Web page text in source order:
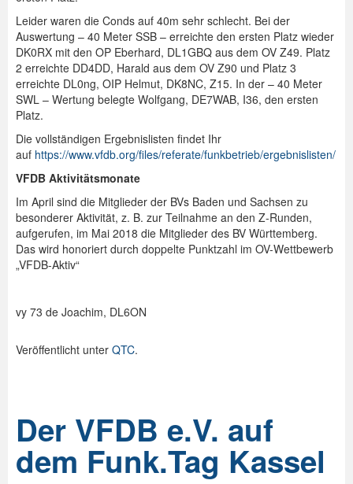
Leider waren die Conds auf 40m sehr schlecht. Bei der
Auswertung – 40 Meter SSB – erreichte den ersten Platz wieder
DK0RX mit den OP Eberhard, DL1GBQ aus dem OV Z49. Platz
2 erreichte DD4DD, Harald aus dem OV Z90 und Platz 3
erreichte DL0ng, OIP Helmut, DK8NC, Z15. In der – 40 Meter
SWL – Wertung belegte Wolfgang, DE7WAB, I36, den ersten
Platz.
Die vollständigen Ergebnislisten findet Ihr
auf https://www.vfdb.org/files/referate/funkbetrieb/ergebnislisten/
VFDB Aktivitätsmonate
Im April sind die Mitglieder der BVs Baden und Sachsen zu
besonderer Aktivität, z. B. zur Teilnahme an den Z-Runden,
aufgerufen, im Mai 2018 die Mitglieder des BV Württemberg.
Das wird honoriert durch doppelte Punktzahl im OV-Wettbewerb
„VFDB-Aktiv“
vy 73 de Joachim, DL6ON
Veröffentlicht unter QTC.
Der VFDB e.V. auf
dem Funk.Tag Kassel